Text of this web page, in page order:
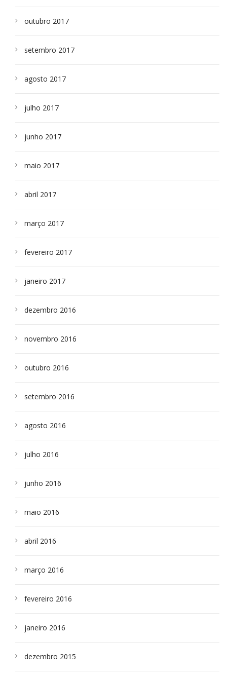
outubro 2017
setembro 2017
agosto 2017
julho 2017
junho 2017
maio 2017
abril 2017
março 2017
fevereiro 2017
janeiro 2017
dezembro 2016
novembro 2016
outubro 2016
setembro 2016
agosto 2016
julho 2016
junho 2016
maio 2016
abril 2016
março 2016
fevereiro 2016
janeiro 2016
dezembro 2015